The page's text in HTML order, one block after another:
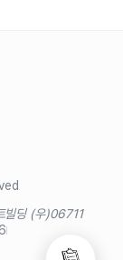
빌딩 (우)06711